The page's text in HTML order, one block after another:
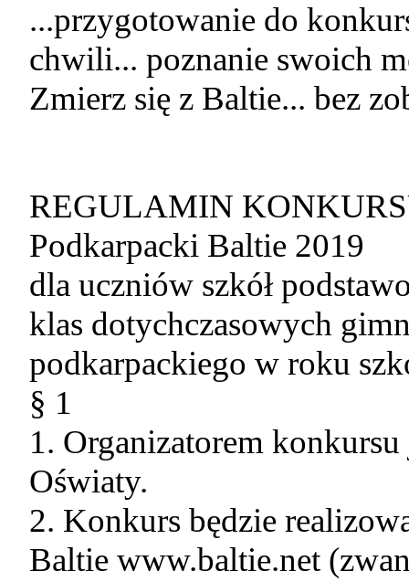
...przygotowanie do
chwili... poznanie swoich
Zmierz się z Baltie... bez
REGULAMIN
Podkarpacki Baltie 2019
dla uczniów szkół
klas dotychczasowych
podkarpackiego w roku
§ 1
1. Organizatorem
Oświaty.
2. Konkurs będzie
Baltie www.baltie.net